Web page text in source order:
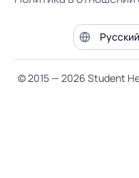
Язык сайта
© 2015 — 2026 Student